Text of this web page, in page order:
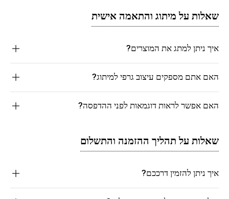
שאלות על מיתוג והתאמה אישית
איך ניתן למתג את המוצרים?
האם אתם מספקים עיצוב גרפי למיתוג?
האם אפשר לראות דוגמאות לפני ההדפסה?
שאלות על תהליך ההזמנה והתשלום
איך ניתן להזמין דרככם?